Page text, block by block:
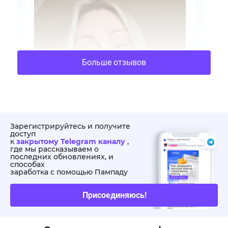
Больше отзывов
Зарегистрируйтесь и получите
доступ
к закрытому Telegram каналу ,
где мы рассказываем о
последних обновлениях, и
способах
заработка с помощью Пампаду
Присоединяюсь!